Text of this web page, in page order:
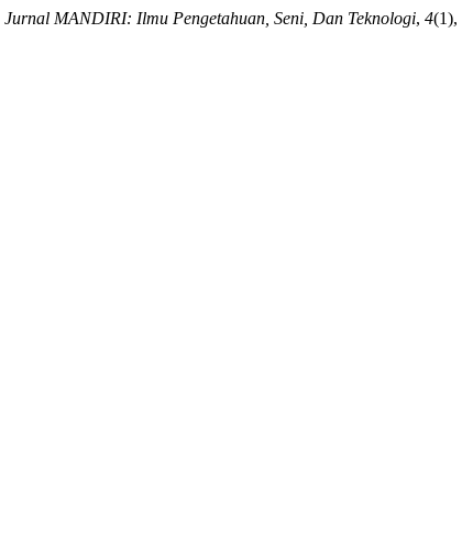
Jurnal MANDIRI: Ilmu Pengetahuan, Seni, Dan Teknologi, 4(1),